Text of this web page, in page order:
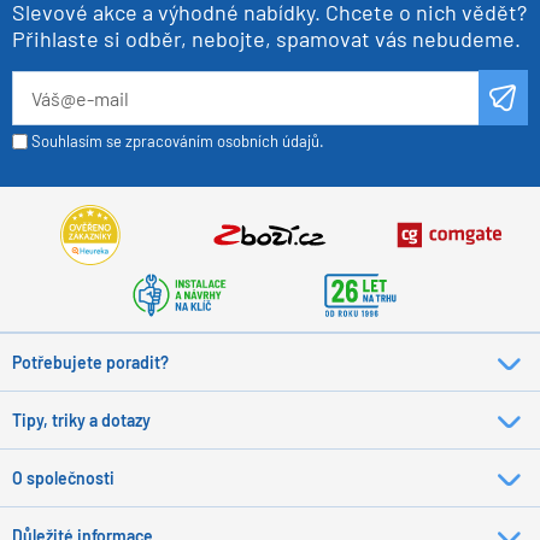
Slevové akce a výhodné nabídky. Chcete o nich vědět?
Přihlaste si odběr, nebojte, spamovat vás nebudeme.
Souhlasím se zpracováním osobních údajů.
Potřebujete poradit?
Tipy, triky a dotazy
O společnosti
Důležité informace